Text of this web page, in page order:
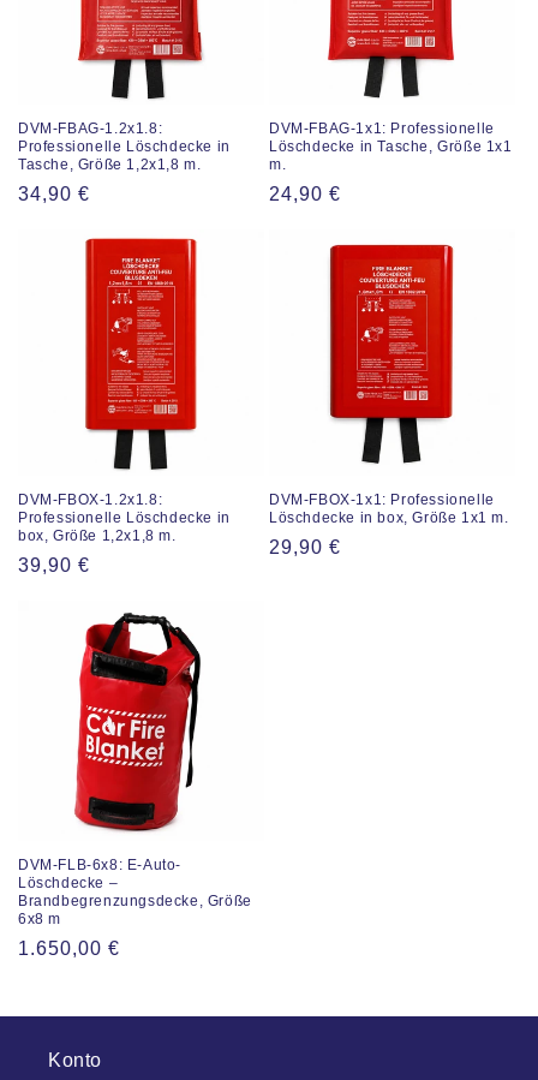
n
:
DVM-FBAG-1.2x1.8:
Professionelle Löschdecke in
Tasche, Größe 1,2x1,8 m.
Regulärer
34,90 €
DVM-FBAG-1x1: Professionelle
Löschdecke in Tasche, Größe 1x1
m.
Regulärer
24,90 €
DVM-FBOX-1.2x1.8:
Professionelle Löschdecke in
box, Größe 1,2x1,8 m.
Regulärer
39,90 €
DVM-FBOX-1x1: Professionelle
Löschdecke in box, Größe 1x1 m.
Regulärer
29,90 €
DVM-FLB-6x8: E-Auto-
Löschdecke –
Brandbegrenzungsdecke, Größe
6x8 m
Regulärer
1.650,00 €
Konto